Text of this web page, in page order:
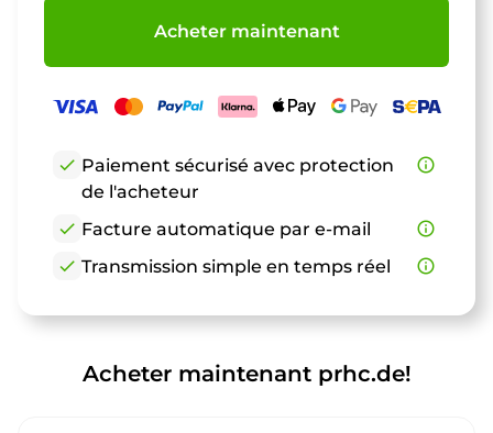
Acheter maintenant
check Paiement sécurisé avec protection
de l'acheteur
info_outline
check Facture automatique par e-mail
info_outline
check Transmission simple en temps réel info_outline
Acheter maintenant prhc.de!